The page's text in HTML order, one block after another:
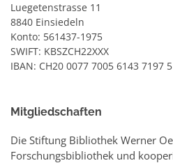
Luegetenstrasse 11
8840 Einsiedeln
Konto: 561437-1975
SWIFT: KBSZCH22XXX
IBAN: CH20 0077 7005 6143 7197 5
Mitgliedschaften
Die Stiftung Bibliothek Werner
Forschungsbibliothek und